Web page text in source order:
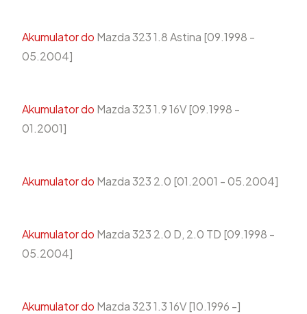
Akumulator do Mazda 323 1.8 Astina [09.1998 -
05.2004]
Akumulator do Mazda 323 1.9 16V [09.1998 -
01.2001]
Akumulator do Mazda 323 2.0 [01.2001 - 05.2004]
Akumulator do Mazda 323 2.0 D, 2.0 TD [09.1998 -
05.2004]
Akumulator do Mazda 323 1.3 16V [10.1996 -]